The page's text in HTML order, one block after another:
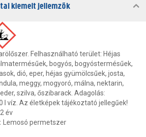
kiemelt jellemzők
Felhasználható terület: Héjas
bogyós, bogyóstermésűek,
dió, eper, héjas gyümölcsűek, josta,
meggy, mogyoró, málna, nektarin,
szilva, őszibarack. Adagolás:
l víz. Az életképek tájékoztató jellegűek!
2 év
: Lemosó permetszer